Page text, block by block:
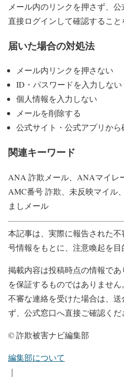
メール内のリンクを押さず、
直接ログインして確認すること
届いた場合の対処法
メール内リンクを押さない
ID・パスワードを入力しない
個人情報を入力しない
メールを削除する
公式サイト・公式アプリから
関連キーワード
ANA 詐欺メール、ANAマイレ
AMC番号 詐欺、未反映マイル
ましメール
本記事は、実際に報告された
号情報をもとに、注意喚起を目
掲載内容は投稿時点の情報で
を保証するものではありません。
不審な連絡を受けた場合は、
ず、公式窓口へ直接ご確認くだ
© 詐欺被害ナビ編集部
編集部について
｜